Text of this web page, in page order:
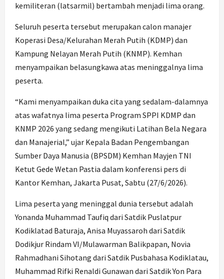
kemiliteran (latsarmil) bertambah menjadi lima orang.
Seluruh peserta tersebut merupakan calon manajer
Koperasi Desa/Kelurahan Merah Putih (KDMP) dan
Kampung Nelayan Merah Putih (KNMP). Kemhan
menyampaikan belasungkawa atas meninggalnya lima
peserta.
“Kami menyampaikan duka cita yang sedalam-dalamnya
atas wafatnya lima peserta Program SPPI KDMP dan
KNMP 2026 yang sedang mengikuti Latihan Bela Negara
dan Manajerial,” ujar Kepala Badan Pengembangan
Sumber Daya Manusia (BPSDM) Kemhan Mayjen TNI
Ketut Gede Wetan Pastia dalam konferensi pers di
Kantor Kemhan, Jakarta Pusat, Sabtu (27/6/2026).
Lima peserta yang meninggal dunia tersebut adalah
Yonanda Muhammad Taufiq dari Satdik Puslatpur
Kodiklatad Baturaja, Anisa Muyassaroh dari Satdik
Dodikjur Rindam VI/Mulawarman Balikpapan, Novia
Rahmadhani Sihotang dari Satdik Pusbahasa Kodiklatau,
Muhammad Rifki Renaldi Gunawan dari Satdik Yon Para